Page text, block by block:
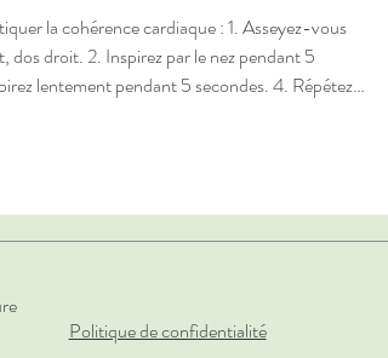
cohérence cardiaque : 1. Asseyez-vous
par le nez pendant 5
Politique de confidentialité